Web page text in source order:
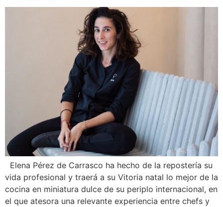
Elena Pérez de Carrasco ha hecho de la repostería su
vida profesional y traerá a su Vitoria natal lo mejor de la
cocina en miniatura dulce de su periplo internacional, en
el que atesora una relevante experiencia entre chefs y